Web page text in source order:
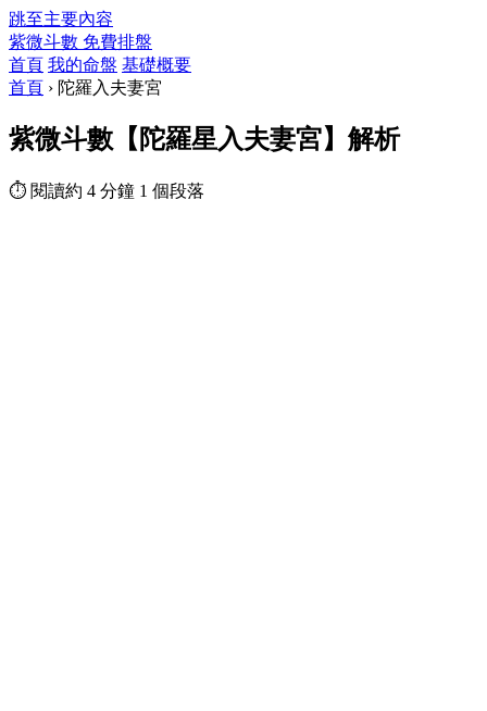
跳至主要內容
紫微斗數 免費排盤
首頁 我的命盤 基礎概要
首頁 › 陀羅入夫妻宮
紫微斗數【陀羅星入夫妻宮】解析
⏱ 閱讀約 4 分鐘 1 個段落